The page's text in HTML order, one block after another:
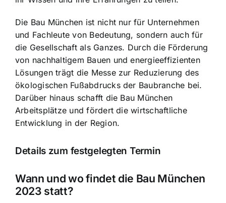
Die Bau München ist nicht nur für Unternehmen
und Fachleute von Bedeutung, sondern auch für
die Gesellschaft als Ganzes. Durch die Förderung
von nachhaltigem Bauen und energieeffizienten
Lösungen trägt die Messe zur Reduzierung des
ökologischen Fußabdrucks der Baubranche bei.
Darüber hinaus schafft die Bau München
Arbeitsplätze und fördert die wirtschaftliche
Entwicklung in der Region.
Details zum festgelegten Termin
Wann und wo findet die Bau München
2023 statt?